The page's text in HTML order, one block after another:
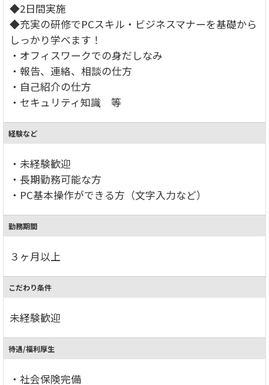
◆2日間実施
◆充実の研修でPCスキル・ビジネスマナーを基礎から
しっかり学べます！
・オフィスワークでの身だしなみ
・報告、連絡、相談の仕方
・自己紹介の仕方
・セキュリティ知識 等
経験など
・未経験歓迎
・長期勤務可能な方
・PC基本操作ができる方（文字入力など）
勤務期間
３ヶ月以上
こだわり条件
未経験歓迎
待遇/福利厚生
・社会保険完備